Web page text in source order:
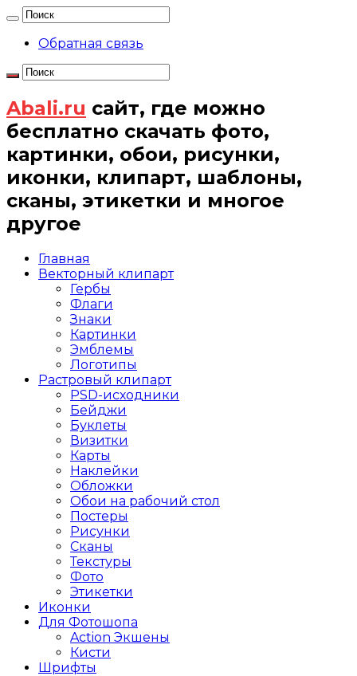
Обратная связь
Abali.ru сайт, где можно
бесплатно скачать фото,
картинки, обои, рисунки,
иконки, клипарт, шаблоны,
сканы, этикетки и многое
другое
Главная
Векторный клипарт
Гербы
Флаги
Знаки
Картинки
Эмблемы
Логотипы
Растровый клипарт
PSD-исходники
Бейджи
Буклеты
Визитки
Карты
Наклейки
Обложки
Обои на рабочий стол
Постеры
Рисунки
Сканы
Текстуры
Фото
Этикетки
Иконки
Для Фотошопа
Action Экшены
Кисти
Шрифты